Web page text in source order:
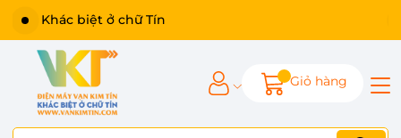
Khác biệt ở chữ Tín
Giỏ hàng